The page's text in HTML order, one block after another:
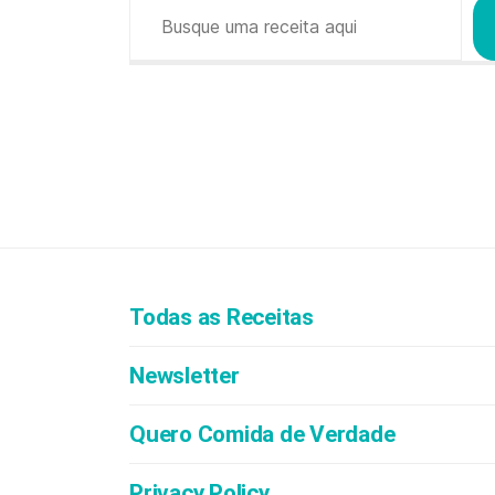
Todas as Receitas
Newsletter
Quero Comida de Verdade